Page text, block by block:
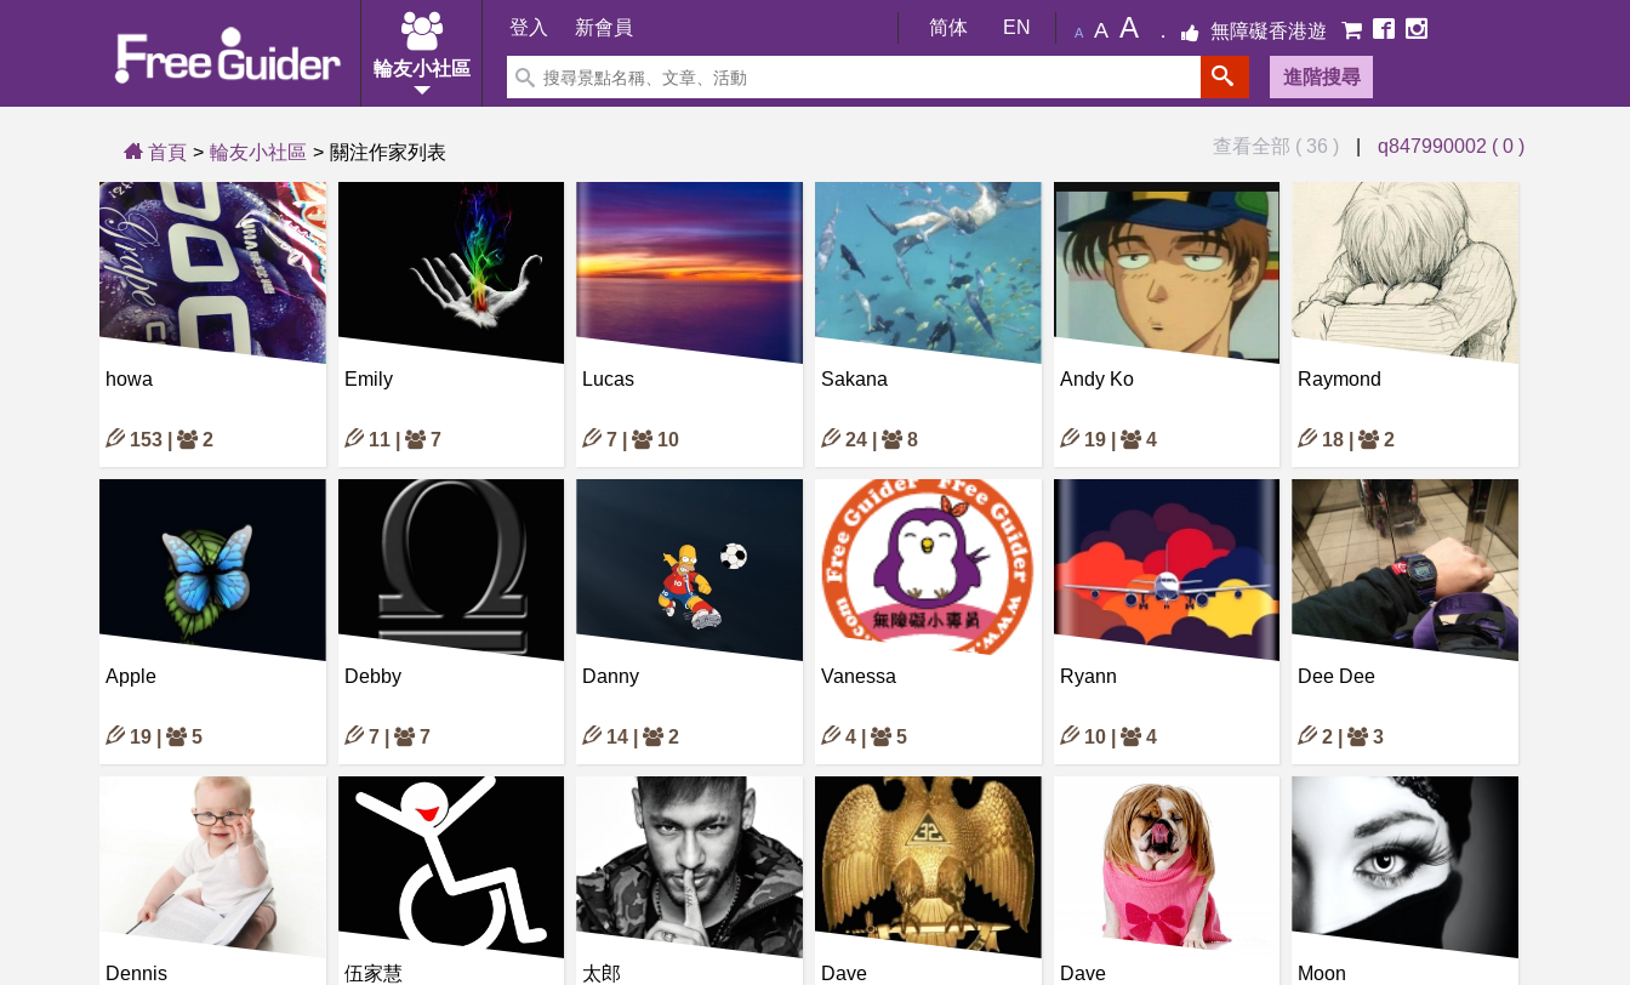
輪友小社區
登入 新會員 简体 EN A A A 無障礙香港遊
進階搜尋
首頁 輪友小社區 關注作家列表 查看全部 ( 36 ) q847990002 ( 0 )
howa
153 | 2
Emily
11 | 7
Lucas
7 | 10
Sakana
24 | 8
Andy Ko
19 | 4
Raymond
18 | 2
Apple
19 | 5
Debby
7 | 7
Danny
14 | 2
Vanessa
4 | 5
Ryann
10 | 4
Dee Dee
2 | 3
Dennis 伍家慧 太郎 Dave Dave Moon